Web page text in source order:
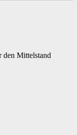
Mittelstand